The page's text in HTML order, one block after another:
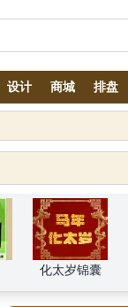
设计 商城 排盘
化太岁锦囊